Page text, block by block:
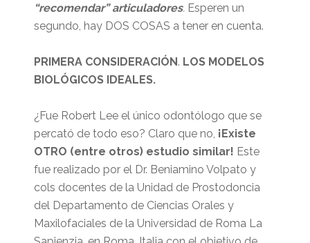
“recomendar” articuladores.Esperen un
segundo, hay DOS COSAS a tener en cuenta.
PRIMERA CONSIDERACIÓN. LOS MODELOS
BIOLÓGICOS IDEALES.
¿Fue Robert Lee el único odontólogo que se
percató de todo eso? Claro que no, ¡Existe
OTRO (entre otros) estudio similar! Este
fue realizado por el Dr. Beniamino Volpato y
cols docentes de la Unidad de Prostodoncia
del Departamento de Ciencias Orales y
Maxilofaciales de la Universidad de Roma La